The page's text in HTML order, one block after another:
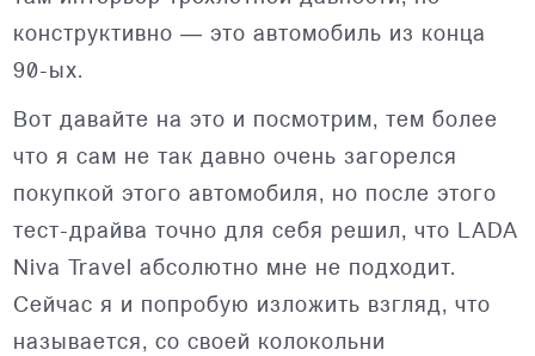
конструктивно — это автомобиль из конца
90-ых.
Вот давайте на это и посмотрим, тем более
что я сам не так давно очень загорелся
покупкой этого автомобиля, но после этого
тест-драйва точно для себя решил, что LADA
Niva Travel абсолютно мне не подходит.
Сейчас я и попробую изложить взгляд, что
называется, со своей колокольни